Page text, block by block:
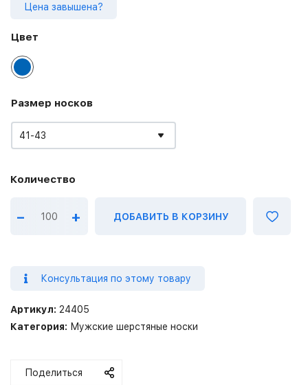
Цена завышена?
Цвет
Размер носков
41-43
– + ДОБАВИТЬ В КОРЗИНУ
Консультация по этому товару
Артикул: 24405
Категория: Мужские шерстяные носки
Поделиться